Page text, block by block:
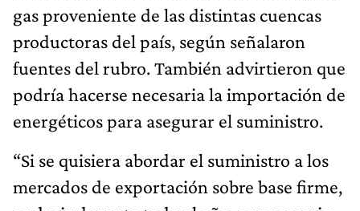
gas proveniente de las distintas cuencas
productoras del país, según señalaron
fuentes del rubro. También advirtieron que
podría hacerse necesaria la importación de
energéticos para asegurar el suministro.
“Si se quisiera abordar el suministro a los
mercados de exportación sobre base firme,